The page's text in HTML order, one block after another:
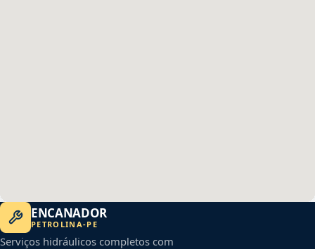
ENCANADOR
PETROLINA-PE
Serviços hidráulicos completos com